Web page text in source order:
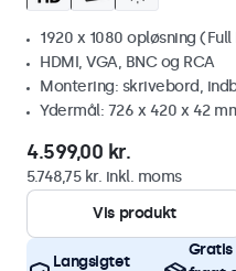
1920 x 1080 opløsning (Full
HDMI, VGA, BNC og RCA
Montering: skrivebord,
Ydermål: 726 x 420 x 42
4.599,00 kr.
5.748,75 kr. inkl. moms
Vis produkt
Langsigtet
Gratis